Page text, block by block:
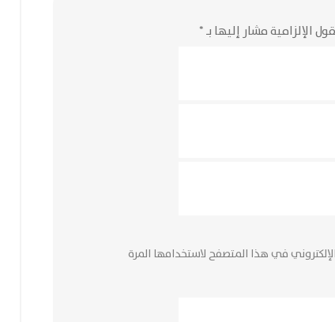
الإلزامية مشار إليها بـ*
في هذا المتصفح لاستخدامها المرة